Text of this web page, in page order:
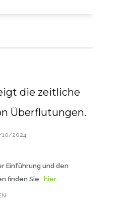
die zeitliche
Überflutungen.
10/2024
Einführung und den
finden Sie
hier